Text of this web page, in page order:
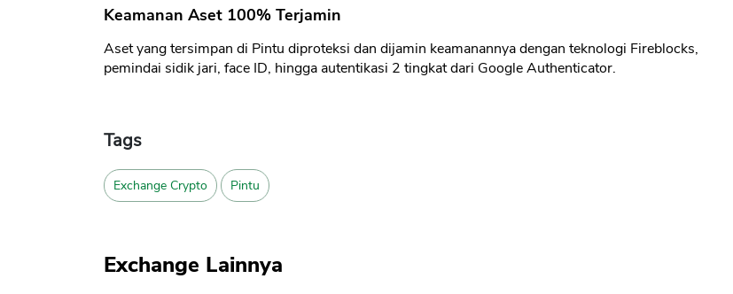
Keamanan Aset 100% Terjamin
Aset yang tersimpan di Pintu diproteksi dan dijamin keamanannya dengan teknologi Fireblocks,
pemindai sidik jari, face ID, hingga autentikasi 2 tingkat dari Google Authenticator.
Tags
Exchange Crypto Pintu
Exchange Lainnya